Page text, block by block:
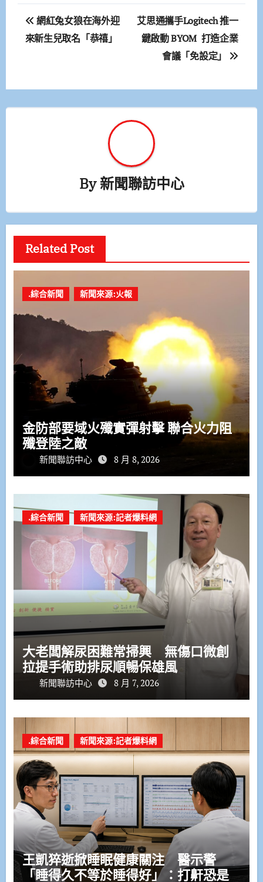
文
章
覽
網紅兔女狼在海外迎
來新生兒取名「恭禧」
艾思通攜手Logitech 推一
鍵啟動 BYOM 打造企業
會議「免設定」
By新聞聯訪中心
Related Post
.綜合新聞 新聞來源:火報
金防部要域火殲實彈射擊 聯合火力阻
殲登陸之敵
新聞聯訪中心 8 月 8, 2026
.綜合新聞 新聞來源:記者爆料網
大老闆解尿困難常掃興 無傷口微創
拉提手術助排尿順暢保雄風
新聞聯訪中心 8 月 7, 2026
.綜合新聞 新聞來源:記者爆料網
王凱猝逝掀睡眠健康關注 醫示警
「睡得久不等於睡得好」：打鼾恐是